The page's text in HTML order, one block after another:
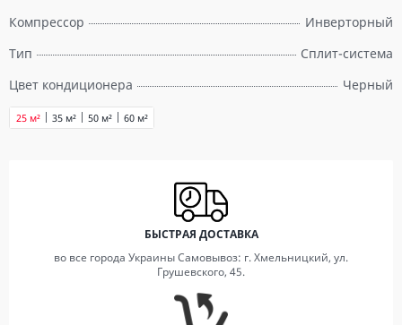
Компрессор
Инверторный
Тип
Сплит-система
Цвет кондиционера
Черный
25 м² 35 м² 50 м² 60 м²
БЫСТРАЯ ДОСТАВКА
во все города Украины Самовывоз: г. Хмельницкий, ул.
Грушевского, 45.